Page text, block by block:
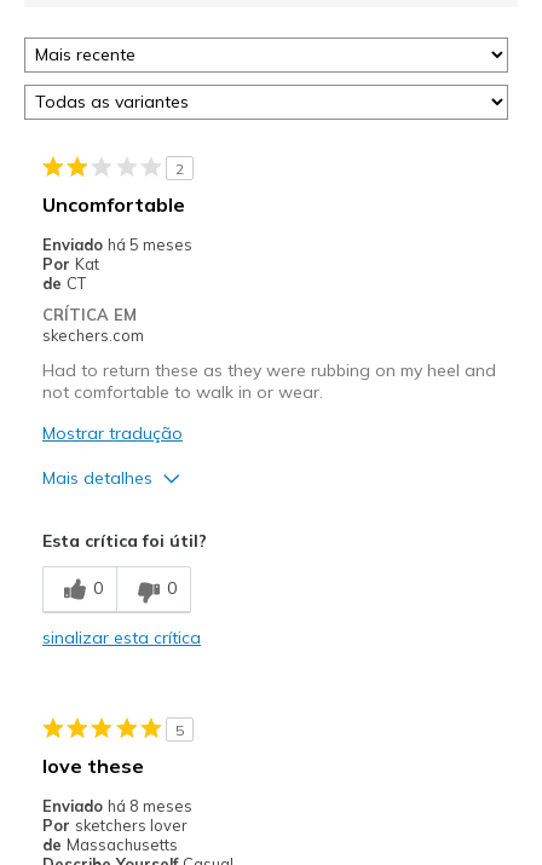
2
Uncomfortable
Enviado há 5 meses
Por Kat
de CT
CRÍTICA EM
skechers.com
Had to return these as they were rubbing on my heel and
not comfortable to walk in or wear.
Mostrar tradução
Mais detalhes
Width
Sizing
Feels half size too small
Esta crítica foi útil?
0 0
sinalizar esta crítica
5
love these
Enviado há 8 meses
Por sketchers lover
de Massachusetts